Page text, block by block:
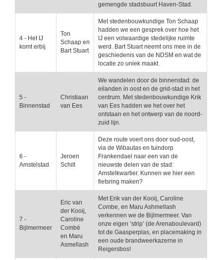
gemengde stadsbuurt Haven-Stad.
4 - Het IJ
komt erbij
Ton
Schaap en
Bart Stuart
Met stedenbouwkundige Ton Schaap
hadden we een gesprek over hoe het
IJ een volwaardige stedelijke ruimte
werd. Bart Stuart neemt ons mee in de
geschiedenis van de NDSM en wat de
locatie zo uniek maakt.
5 -
Binnenstad
Christiaan
van Ees
We wandelen door de binnenstad: de
eilanden in oost en de grid-stad in het
centrum. Met stedenbouwkundige Krik
van Ees hadden we het over het
ontstaan en het ontwerp van de noord-
zuid lijn.
6 -
Amstelstad
Jeroen
Schilt
Deze route voert ons door oud-oost,
via de Wibautas en tuindorp
Frankendael naar een van de
nieuwste delen van de stad:
Amstelkwartier. Kunnen we hier een
fietsring maken?
7 -
Bijlmermeer
Eric van
der Kooij,
Caroline
Combé
en Maru
Asmellash
Met Erik van der Kooij, Caroline
Combe, en Maru Ashmellash
verkennen we de Bijlmermeer. Van
onze eigen ‘strip’ (de Arenaboulevard)
tot de Gaasperplas, en placemaking in
een oude brandweerkazerne in
Reigersbos!